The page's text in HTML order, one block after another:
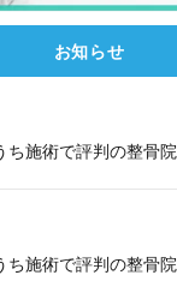
お知らせ
ち施術で評判の整骨院
ち施術で評判の整骨院